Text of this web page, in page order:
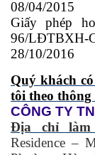
08/04/2015
Giấy phép
96/
28/10/2016
Quý khách
tôi theo thông
CÔNG TY
Địa chỉ làm
Residence –